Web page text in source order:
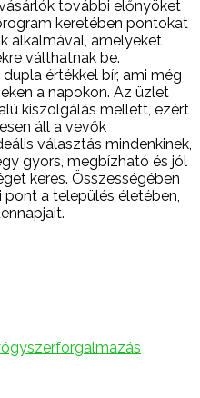
további előnyöket
keretében pontokat
alkalmával, amelyeket
válthatnak be.
értékkel bír, ami még
a napokon. Az üzlet
kiszolgálás mellett, ezért
áll a vevők
választás mindenkinek,
gyors, megbízható és jól
keres. Összességében
a település életében,